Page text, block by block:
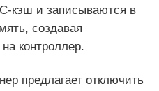
кэш и записываются в
создавая
контроллер.
предлагает отключить